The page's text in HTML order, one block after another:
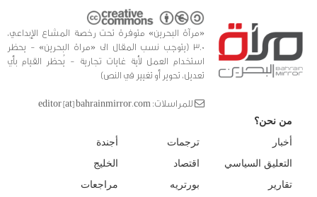
«مرآة البحرين» متوفرة تحت رخصة المشاع الإبداعي،
3.0 (يتوجب نسب المقال الى «مراة البحرين» - يحظر
استخدام العمل لأية غايات تجارية - يُحظر القيام بأي
تعديل، تحوير أو تغيير في النص)
للمراسلات: editor [at] bahrainmirror.com
من نحن؟
أخبار
التعليق السياسي
تقارير
ترجمات
اقتصاد
بورتريه
أجندة
الخليج
مراجعات